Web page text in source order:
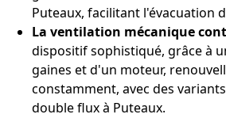
Puteaux, facilitant l'évacuation
La ventilation mécanique
dispositif sophistiqué, grâce à
gaines et d'un moteur,
constamment, avec des
double flux à Puteaux.